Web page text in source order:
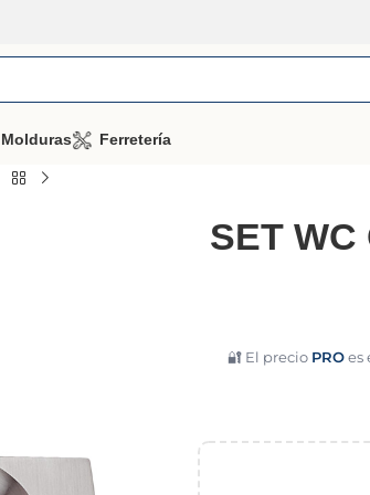
Molduras Ferretería
SET WC
🔐 El precio PROes